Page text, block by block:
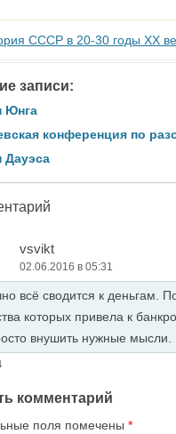
СССР в 20-30 годы ХХ
записи:
Юнга
конференция по
Дауэса
vsvikt
02.06.2016 в 05:31
всё сводится к деньгам.
которых привела к
внушить нужные мысли.
↓
комментарий
поля помечены *